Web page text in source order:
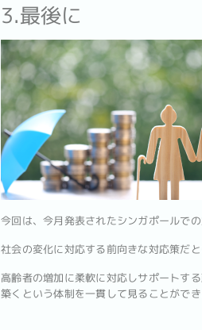
3.最後に
今回は、今月発表されたシンガポールで
社会の変化に対応する前向きな対応策だ
高齢者の増加に柔軟に対応しサポートす
築くという体制を一貫して見ることができ